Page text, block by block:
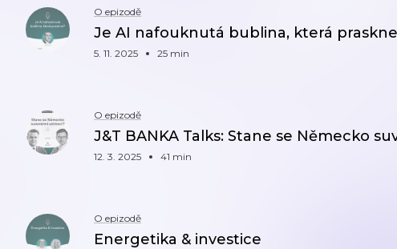
O epizodě
Je AI nafouknutá bublina, která
5. 11. 2025 25 min
O epizodě
J&T BANKA Talks: Stane se Německo
12. 3. 2025 41 min
O epizodě
Energetika & investice